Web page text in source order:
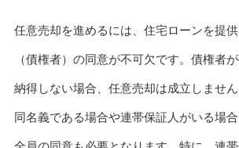
任意売却を進めるには、住宅ローンを提
（債権者）の同意が不可欠です。債権者
納得しない場合、任意売却は成立しませ
同名義である場合や連帯保証人がいる場